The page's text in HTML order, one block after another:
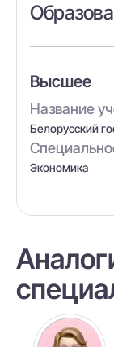
Высшее
Название
Белорусский
Экономика